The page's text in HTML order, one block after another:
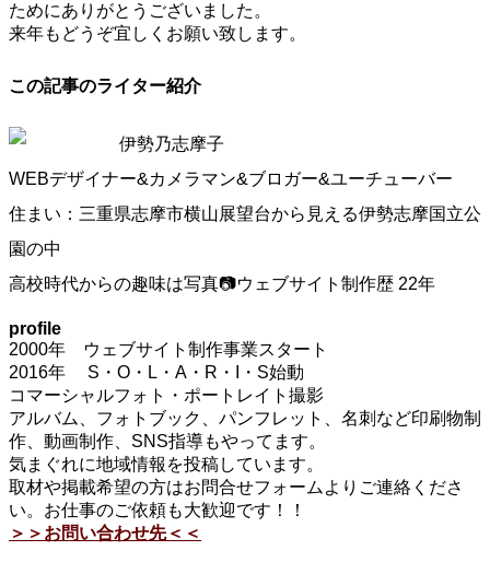
ためにありがとうございました。
来年もどうぞ宜しくお願い致します。
この記事のライター紹介
伊勢乃志摩子
WEBデザイナー&カメラマン&ブロガー&ユーチューバー
住まい：三重県志摩市横山展望台から見える伊勢志摩国立公
園の中
高校時代からの趣味は写真📷ウェブサイト制作歴 22年
profile
2000年 ウェブサイト制作事業スタート
2016年 S・O・L・A・R・I・S始動
コマーシャルフォト・ポートレイト撮影
アルバム、フォトブック、パンフレット、名刺など印刷物制
作、動画制作、SNS指導もやってます。
気まぐれに地域情報を投稿しています。
取材や掲載希望の方はお問合せフォームよりご連絡くださ
い。お仕事のご依頼も大歓迎です！！
＞＞お問い合わせ先＜＜